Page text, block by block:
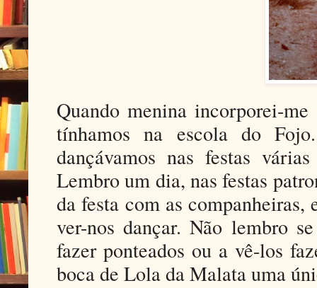
Quando menina incorporei-
tínhamos na escola do
dançávamos nas festas
Lembro um dia, nas festas
da festa com as
ver-nos dançar. Não lembro
fazer ponteados ou a vê-los
boca de Lola da Malata uma